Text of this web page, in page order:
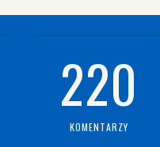
220
KOMENTARZY